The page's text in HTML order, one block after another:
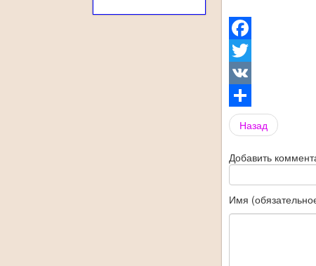
Facebook
Twitter
VK
Share
Назад
Добавить
Имя